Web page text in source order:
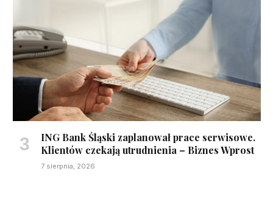
ING Bank Śląski zaplanował prace serwisowe.
Klientów czekają utrudnienia – Biznes Wprost
7 sierpnia, 2026